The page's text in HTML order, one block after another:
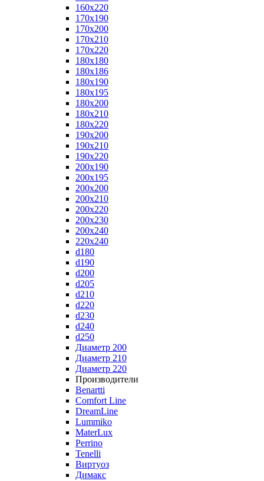
160x220
170x190
170x200
170x210
170x220
180x180
180x186
180x190
180x195
180x200
180x210
180x220
190x200
190x210
190x220
200x190
200x195
200x200
200x210
200x220
200x230
200x240
220x240
d180
d190
d200
d205
d210
d220
d230
d240
d250
Диаметр 200
Диаметр 210
Диаметр 220
Производители
Benartti
Comfort Line
DreamLine
Lummiko
MaterLux
Perrino
Tenelli
Виртуоз
Димакс